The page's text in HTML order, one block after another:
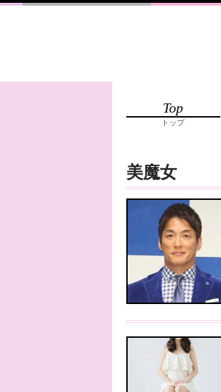
Top
トップ
美魔女